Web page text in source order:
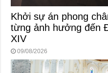
Khởi sự án phong
từng ảnh hưởng đến
XIV
09/08/2026